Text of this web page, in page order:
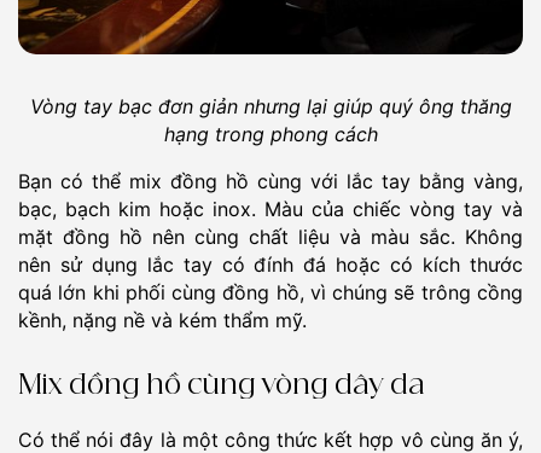
Vòng tay bạc đơn giản nhưng lại giúp quý ông thăng
hạng trong phong cách
Bạn có thể mix đồng hồ cùng với lắc tay bằng vàng,
bạc, bạch kim hoặc inox. Màu của chiếc vòng tay và
mặt đồng hồ nên cùng chất liệu và màu sắc. Không
nên sử dụng lắc tay có đính đá hoặc có kích thước
quá lớn khi phối cùng đồng hồ, vì chúng sẽ trông cồng
kềnh, nặng nề và kém thẩm mỹ.
Mix đồng hồ cùng vòng dây da
Có thể nói đây là một công thức kết hợp vô cùng ăn ý,